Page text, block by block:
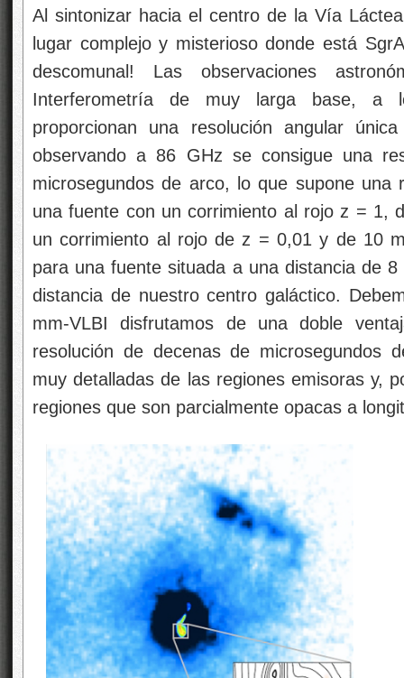
Al sintonizar hacia el centro de la Vía
lugar complejo y misterioso donde está
descomunal! Las observaciones
Interferometría de muy larga base, a
proporcionan una resolución angular
observando a 86 GHz se consigue una
microsegundos de arco, lo que supone una
una fuente con un corrimiento al rojo z = 1,
un corrimiento al rojo de z = 0,01 y de 10
para una fuente situada a una distancia de
distancia de nuestro centro galáctico.
mm-VLBI disfrutamos de una doble
resolución de decenas de microsegundos
muy detalladas de las regiones emisoras y,
regiones que son parcialmente opacas a